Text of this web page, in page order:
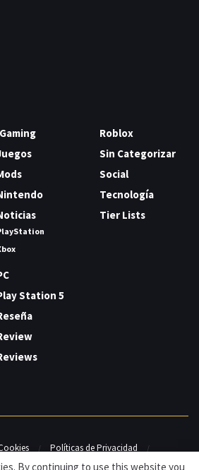
Station 5
Roblox
Sin Categorizar
Social
Tecnología
Tier Lists
Políticas de Privacidad
By continuing to use this website you